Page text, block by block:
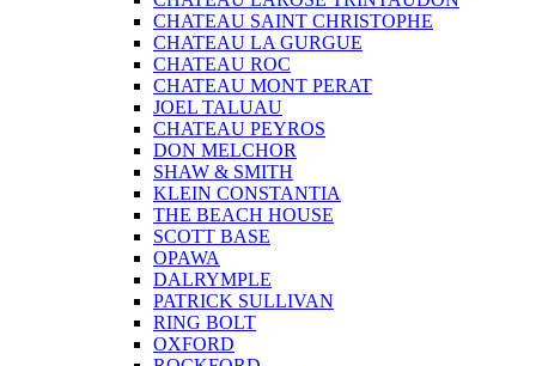
CHATEAU SAINT CHRISTOPHE
CHATEAU LA GURGUE
CHATEAU ROC
CHATEAU MONT PERAT
JOEL TALUAU
CHATEAU PEYROS
DON MELCHOR
SHAW & SMITH
KLEIN CONSTANTIA
THE BEACH HOUSE
SCOTT BASE
OPAWA
DALRYMPLE
PATRICK SULLIVAN
RING BOLT
OXFORD